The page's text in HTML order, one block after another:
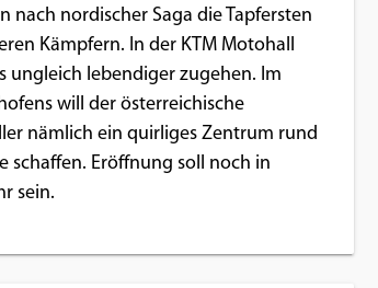
nach nordischer Saga die Tapfersten
Kämpfern. In der KTM Motohall
ungleich lebendiger zugehen. Im
will der österreichische
nämlich ein quirliges Zentrum rund
schaffen. Eröffnung soll noch in
sein.